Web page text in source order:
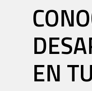
EN